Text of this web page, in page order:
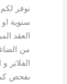
نوفر
سنوية
العقد
من
الفلاتر
بفحص